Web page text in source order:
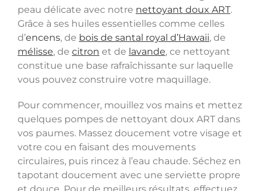
peau délicate avec notre nettoyant doux ART.
Grâce à ses huiles essentielles comme celles
d’encens, de bois de santal royal d’Hawaii, de
mélisse, de citron et de lavande, ce nettoyant
constitue une base rafraîchissante sur laquelle
vous pouvez construire votre maquillage.
Pour commencer, mouillez vos mains et mettez
quelques pompes de nettoyant doux ART dans
vos paumes. Massez doucement votre visage et
votre cou en faisant des mouvements
circulaires, puis rincez à l’eau chaude. Séchez en
tapotant doucement avec une serviette propre